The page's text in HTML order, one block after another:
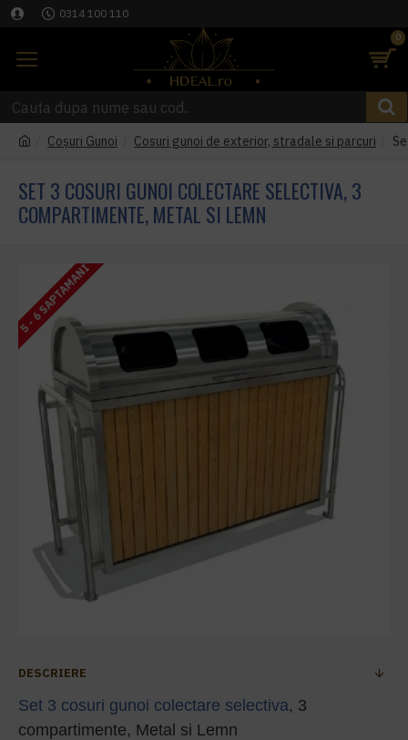
0314 100 110
0
Coşuri Gunoi Cosuri gunoi de exterior, stradale si parcuri
SET 3 COSURI GUNOI COLECTARE SELECTIVA, 3
COMPARTIMENTE, METAL SI LEMN
5 - 6 SAPTAMANI
DESCRIERE
Set 3 cosuri gunoi colectare selectiva, 3
compartimente, Metal si Lemn